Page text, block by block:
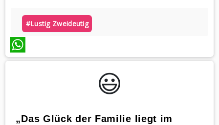
#lustig Zweideutig
WhatsApp
😃️
„Das Glück der Familie liegt im